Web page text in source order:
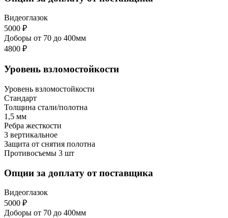
Видеоглазок
5000 ₽
Доборы от 70 до 400мм
4800 ₽
Уровень взломостойкости
Уровень взломостойкости
Стандарт
Толщина стали/полотна
1,5 мм
Ребра жесткости
3 вертикальное
Защита от снятия полотна
Противосъемы 3 шт
Опции за доплату от поставщика
Видеоглазок
5000 ₽
Доборы от 70 до 400мм